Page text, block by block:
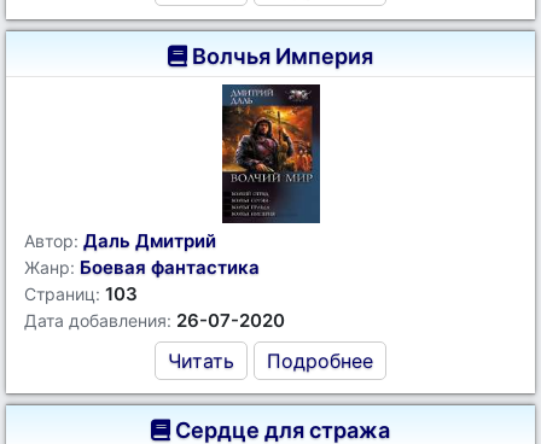
Волчья Империя
Автор: Даль Дмитрий
Жанр: Боевая фантастика
Страниц: 103
Дата добавления: 26-07-2020
Читать Подробнее
Сердце для стража